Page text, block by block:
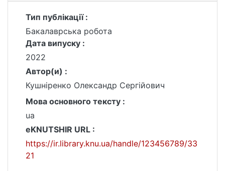
Тип публікації :
Бакалаврська робота
Дата випуску :
2022
Автор(и) :
Кушніренко Олександр Сергійович
Мова основного тексту :
ua
eKNUTSHIR URL :
https://ir.library.knu.ua/handle/123456789/33
21